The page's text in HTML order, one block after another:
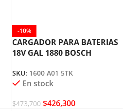
-10%
CARGADOR PARA BATERIAS
18V GAL 1880 BOSCH
SKU: 1600 A01 5TK
En stock
$473,700 $426,300